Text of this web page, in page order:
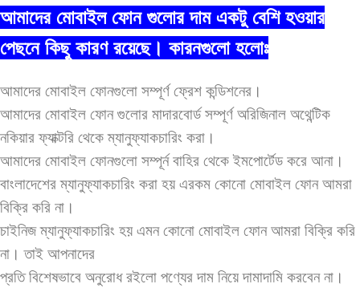
আমাদের মোবাইল ফোন গুলোর দাম একটু বেশি হওয়ার
পেছনে কিছু কারণ রয়েছে। কারনগুলো হলোঃ
আমাদের মোবাইল ফোনগুলো সম্পূর্ণ ফ্রেশ কন্ডিশনের।
আমাদের মোবাইল ফোন গুলোর মাদারবোর্ড সম্পূর্ণ অরিজিনাল অথেন্টিক
নকিয়ার ফ্যাক্টরি থেকে ম্যানুফ্যাকচারিং করা।
আমাদের মোবাইল ফোনগুলো সম্পূর্ন বাহির থেকে ইমপোর্টেড করে আনা।
বাংলাদেশের ম্যানুফ্যাকচারিং করা হয় এরকম কোনো মোবাইল ফোন আমরা
বিক্রি করি না।
চাইনিজ ম্যানুফ্যাকচারিং হয় এমন কোনো মোবাইল ফোন আমরা বিক্রি করি
না। তাই আপনাদের
প্রতি বিশেষভাবে অনুরোধ রইলো পণ্যের দাম নিয়ে দামাদামি করবেন না।